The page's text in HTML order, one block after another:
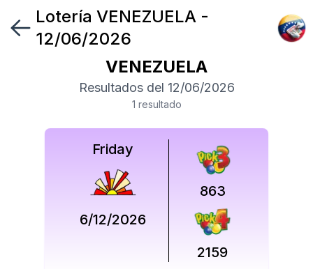
Síguenos
en
Lotería VENEZUELA-
12/06/2026
VENEZUELA
Resultados del 12/06/2026
1 resultado
Friday
6/12/2026
863
2159